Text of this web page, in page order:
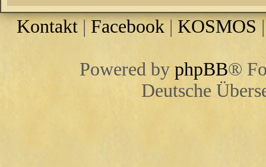
Kontakt |Facebook | KOSMOS
Powered by phpBB®
Deutsche